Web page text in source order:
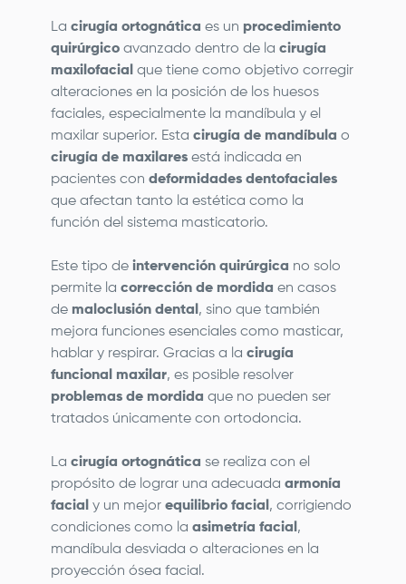
La cirugía ortognática es un procedimiento
quirúrgico avanzado dentro de la cirugía
maxilofacial que tiene como objetivo corregir
alteraciones en la posición de los huesos
faciales, especialmente la mandíbula y el
maxilar superior. Esta cirugía de mandíbula o
cirugía de maxilares está indicada en
pacientes con deformidades dentofaciales
que afectan tanto la estética como la
función del sistema masticatorio.
Este tipo de intervención quirúrgica no solo
permite la corrección de mordida en casos
de maloclusión dental , sino que también
mejora funciones esenciales como masticar,
hablar y respirar. Gracias a la cirugía
funcional maxilar, es posible resolver
problemas de mordida que no pueden ser
tratados únicamente con ortodoncia.
La cirugía ortognática se realiza con el
propósito de lograr una adecuada armonía
facial y un mejor equilibrio facial , corrigiendo
condiciones como la asimetría facial ,
mandíbula desviada o alteraciones en la
proyección ósea facial.